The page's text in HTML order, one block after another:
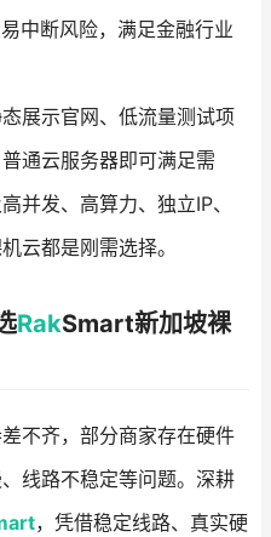
中断风险，满足金融行业
展示官网、低流量测试项
通云服务器即可满足需
并发、高算力、独立IP、
云都是刚需选择。
RakSmart新加坡裸
不齐，部分商家存在硬件
线路不稳定等问题。深耕
，凭借稳定线路、真实硬